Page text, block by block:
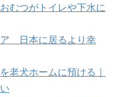
むつがトイレや下水に
日本に居るより幸
老犬ホームに預ける｜